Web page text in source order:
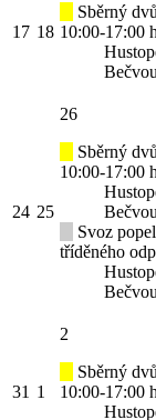
17 18
Sběrný
10:00-17:00
24 25
26
Sběrný
10:00-17:00
Svoz
tříděného
31 1
2
Sběrný
10:00-17:00